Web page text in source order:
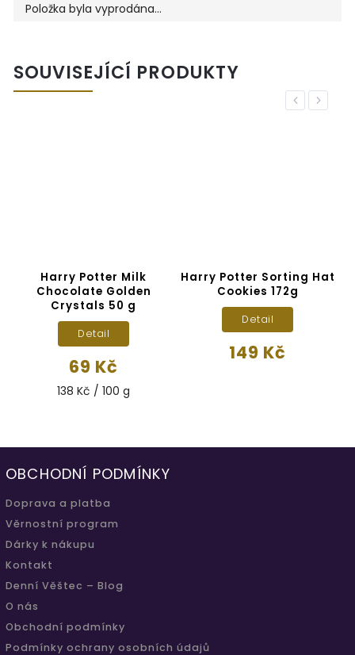
Položka byla vyprodána…
SOUVISEJÍCÍ PRODUKTY
Previous
Harry Potter Milk
Chocolate Golden
Crystals 50 g
69 Kč
138 Kč / 100 g
Detail
Harry Potter Sorting Hat
Cookies 172g
149 Kč
Detail
Next
OBCHODNÍ PODMÍNKY
Doprava a platba
Věrnostní program
Dárky k nákupu
Kontakt
Denní Věštec – Blog
O nás
Obchodní podmínky
Podmínky ochrany osobních údajů